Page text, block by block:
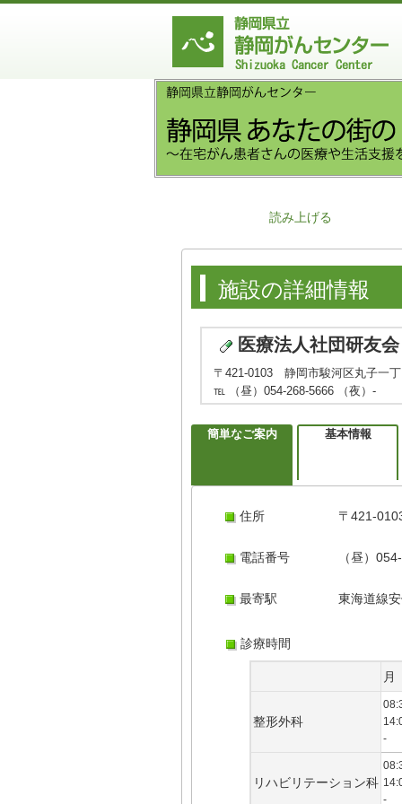
読み上げる
施設の詳細情報
医療法人社団研友
〒421-0103 静岡市駿河区丸子一
℡ （昼）054-268-5666 （夜）-
簡単なご案内 基本情報
住所 〒421-
電話番号 （昼）
最寄駅 東海道線
診療時間
月
整形外科
-
リハビリテーション科
-